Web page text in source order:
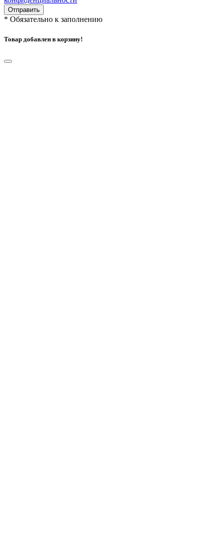
Отправить
* Обязательно к заполнению
Товар добавлен в корзину!